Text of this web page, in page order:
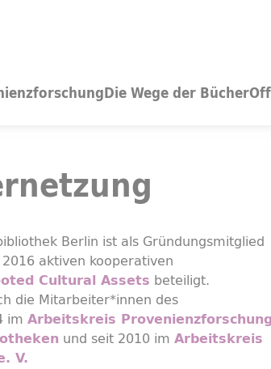
Die Wege der Bücher
Berlin ist als Gründungsmitglied
aktiven kooperativen
Cultural Assets beteiligt.
die Mitarbeiter*innen des
im Arbeitskreis Provenienzforschung
und seit 2010 im Arbeitskreis
V.